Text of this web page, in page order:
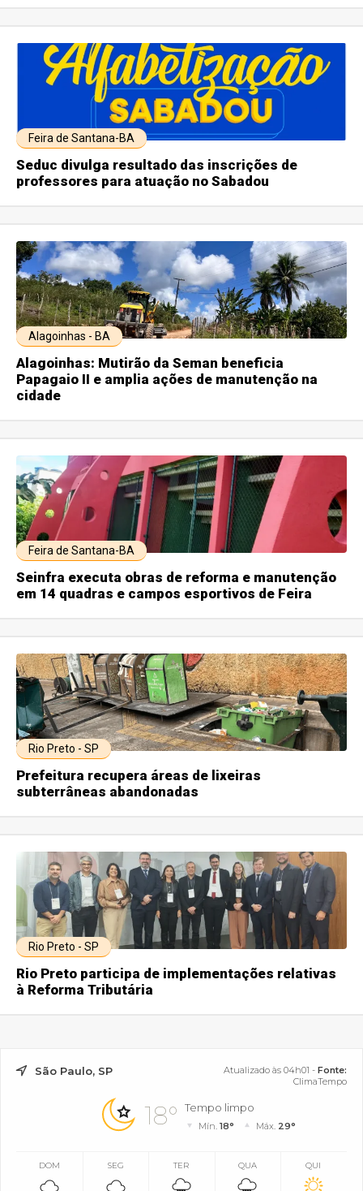
Feira de Santana-BA
Seduc divulga resultado das inscrições de
professores para atuação no Sabadou
Alagoinhas - BA
Alagoinhas: Mutirão da Seman beneficia
Papagaio II e amplia ações de manutenção na
cidade
Feira de Santana-BA
Seinfra executa obras de reforma e manutenção
em 14 quadras e campos esportivos de Feira
Rio Preto - SP
Prefeitura recupera áreas de lixeiras
subterrâneas abandonadas
Rio Preto - SP
Rio Preto participa de implementações relativas
à Reforma Tributária
São Paulo, SP Atualizado às 04h01 - Fonte:
ClimaTempo
18° Tempo limpo
Mín.18° Máx. 29°
DOM SEG TER QUA QUI